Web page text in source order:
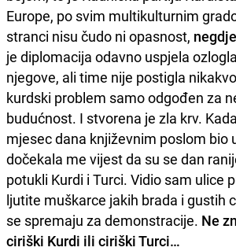
Europe, po svim multikulturnim
stranci nisu čudo ni opasnost,
je diplomacija odavno uspjela
njegove, ali time nije postigla
kurdski problem samo odgođen za
budućnost. I stvorena je zla krv.
mjesec dana književnim poslom bio
dočekala me vijest da su se dan
potukli Kurdi i Turci. Vidio sam ulice
ljutite muškarce jakih brada i gustih
se spremaju za demonstracije. Ne
ciriški Kurdi ili ciriški Turci…